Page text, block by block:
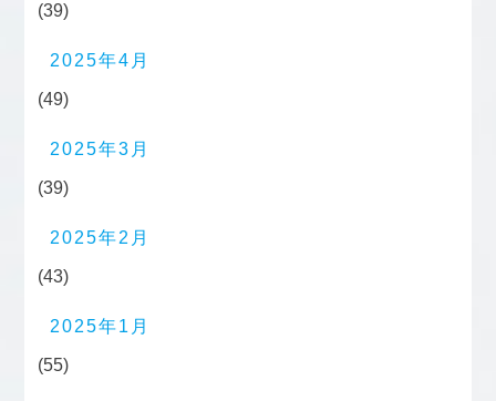
(39)
2025年4月
(49)
2025年3月
(39)
2025年2月
(43)
2025年1月
(55)